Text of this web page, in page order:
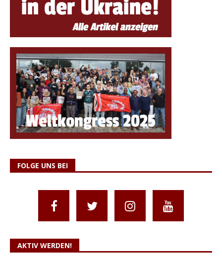
FOLGE UNS BEI
AKTIV WERDEN!